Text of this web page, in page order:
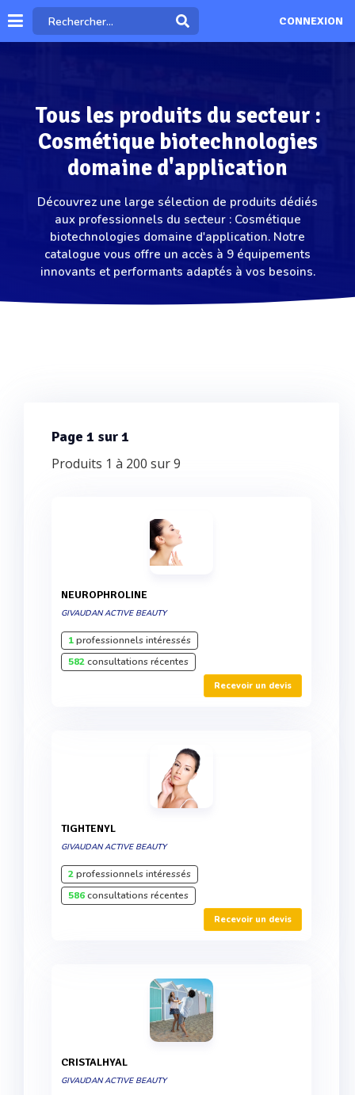
CONNEXION
Tous les produits du secteur :
Cosmétique biotechnologies
domaine d'application
Découvrez une large sélection de produits dédiés
aux professionnels du secteur : Cosmétique
biotechnologies domaine d'application. Notre
catalogue vous offre un accès à 9 équipements
innovants et performants adaptés à vos besoins.
Page 1 sur 1
Produits 1 à 200 sur 9
NEUROPHROLINE
GIVAUDAN ACTIVE BEAUTY
1professionnels intéressés
582consultations récentes
Recevoir un devis
TIGHTENYL
GIVAUDAN ACTIVE BEAUTY
2professionnels intéressés
586consultations récentes
Recevoir un devis
CRISTALHYAL
GIVAUDAN ACTIVE BEAUTY